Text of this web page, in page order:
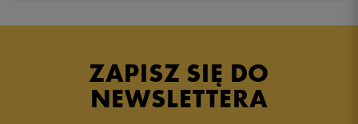
ZAPISZ SIĘ DO
NEWSLETTERA